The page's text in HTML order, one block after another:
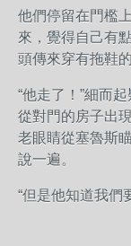
他們停留在門檻
來，覺得自己有
頭傳來穿有拖鞋
“他走了！”細而
從對門的房子出
老眼睛從塞魯斯
說一遍。
“但是他知道我們